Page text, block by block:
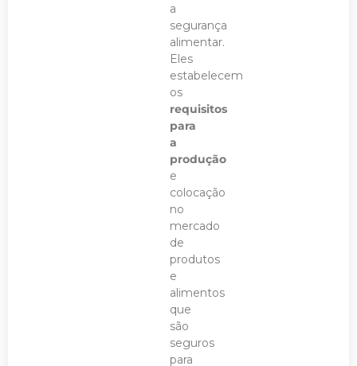
a
segurança
alimentar.
Eles
estabelecem
os
requisitos
para
a
produção
e
colocação
no
mercado
de
produtos
e
alimentos
que
são
seguros
para